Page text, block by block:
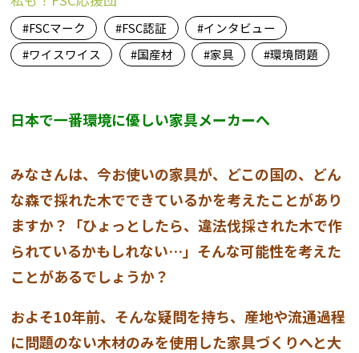
FSCマーク FSC認証
インタビュー
ワイスワイス
国産材 家具 環境問題
日本で一番環境に優しい家具メーカーへ
みなさんは、今お使いの家具が、どこの国の、どん
な森で採れた木でできているかを考えたことがあり
ますか？「ひょっとしたら、違法伐採された木で作
られているかもしれない…」そんな可能性を考えた
ことがあるでしょうか？
およそ10年前、そんな疑問を持ち、産地や流通過程
に問題のない木材のみを使用した家具づくりへと大